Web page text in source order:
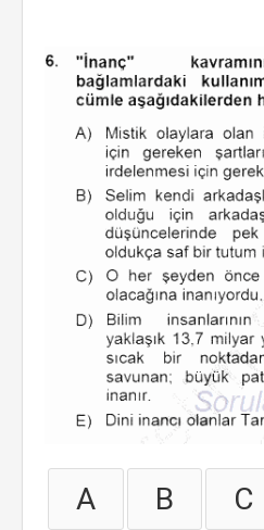
A B C